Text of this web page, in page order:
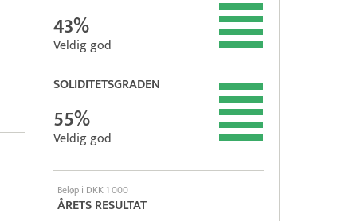
43%
Veldig god
SOLIDITETSGRADEN
55%
Veldig god
Beløp i DKK 1 000
ÅRETS RESULTAT